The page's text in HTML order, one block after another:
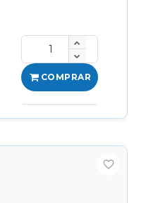
COMPRAR
favorite_border